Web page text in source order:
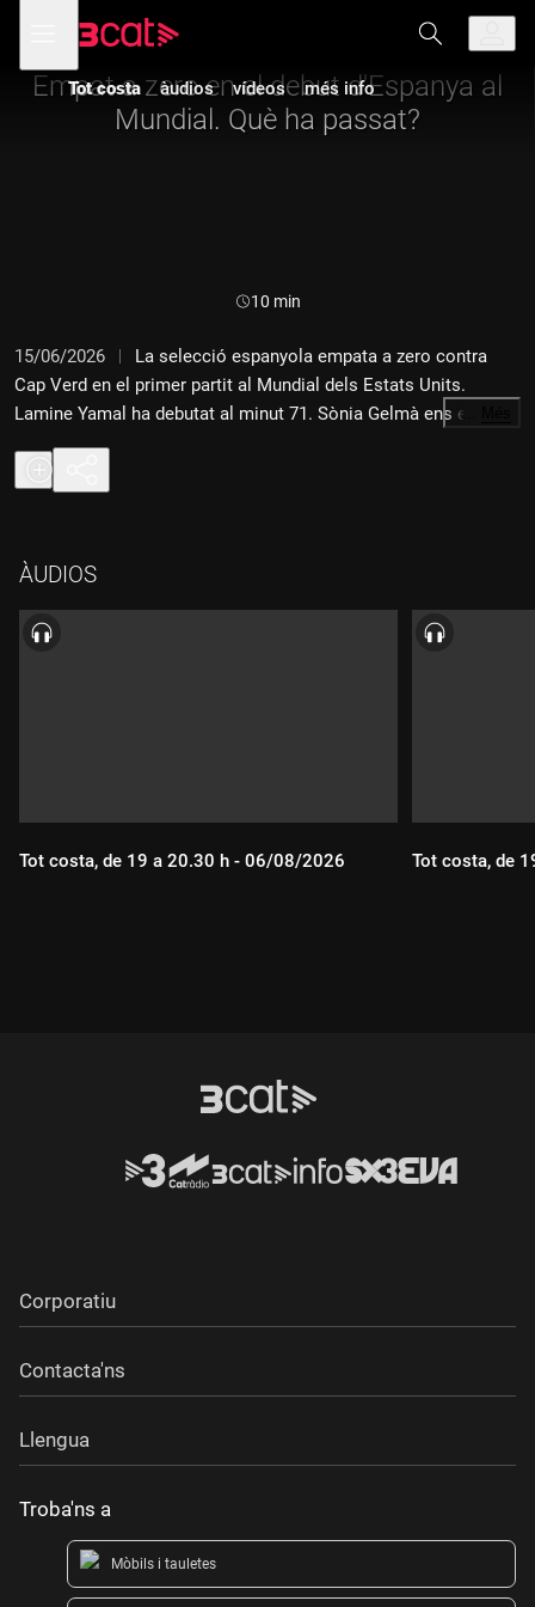
navegació
principal
menú
de
Tot costa àudios vídeos més info
Empat a zero en el debut d'Espanya al
Mundial. Què ha passat?
Durada:
10 min
15/06/2026
La selecció espanyola empata a zero contra
Cap Verd en el primer partit al Mundial dels Estats Units.
Lamine Yamal ha debutat al minut 71. Sònia Gelmà ens explica
el final del partit des d'Atlanta i Natalia Arroyo analitza els
motius de l'empat a zero.
…
ÀUDIOS
Tot costa, de 19 a 20.30 h - 06/08/2026 Tot costa, de
Corporatiu
Contacta'ns
Llengua
Troba'ns a
Mòbils i tauletes